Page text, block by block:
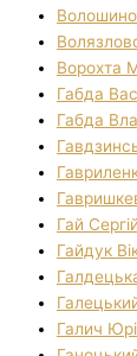
Ворохта
Габда
Габда
Гай
Гайдук
Галич